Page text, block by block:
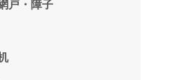
戸・障子